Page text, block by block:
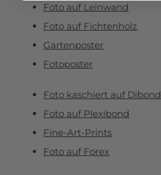
Foto auf Leinwand
Foto auf Fichtenholz
Gartenposter
Fotoposter
Foto kaschiert auf Dibond
Foto auf Plexibond
Fine-Art-Prints
Foto auf Forex